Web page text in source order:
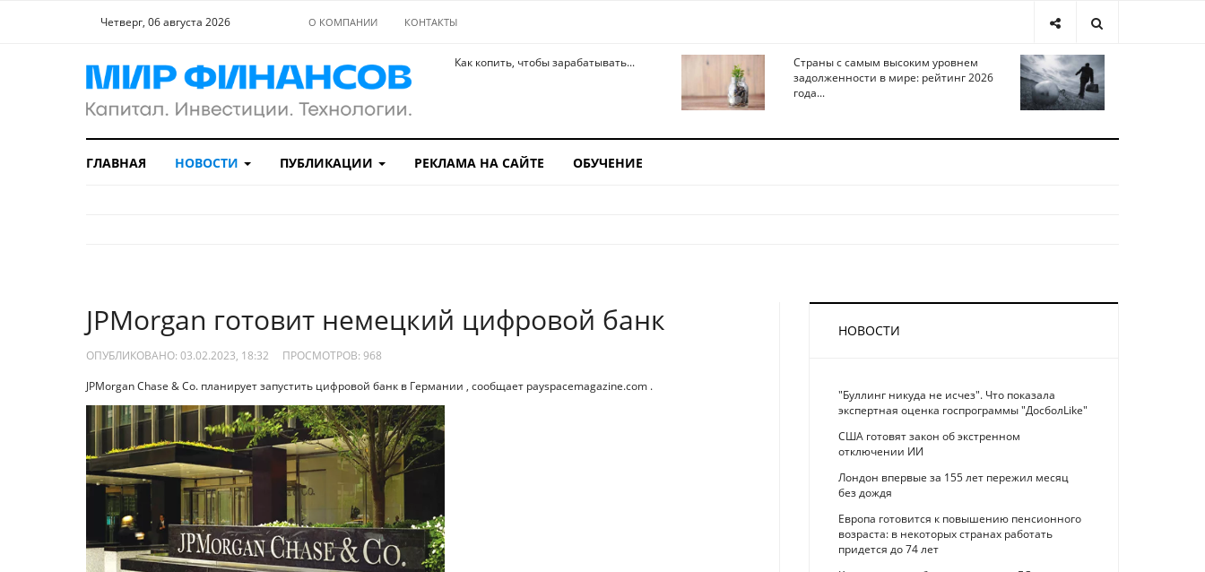
Четверг, 06 августа 2026 О КОМПАНИИ КОНТАКТЫ
Как копить, чтобы зарабатывать...
Страны с самым высоким уровнем
задолженности в мире: рейтинг 2026
года...
ГЛАВНАЯ НОВОСТИ ПУБЛИКАЦИИ РЕКЛАМА НА САЙТЕ ОБУЧЕНИЕ
JPMorgan готовит немецкий цифровой банк
ОПУБЛИКОВАНО: 03.02.2023, 18:32 ПРОСМОТРОВ: 968
JPMorgan Chase & Co. планирует запустить цифровой банк в Германии , сообщает payspacemagazine.com .
НОВОСТИ
"Буллинг никуда не исчез". Что показала
экспертная оценка госпрограммы "ДосболLike"
США готовят закон об экстренном
отключении ИИ
Лондон впервые за 155 лет пережил месяц
без дождя
Европа готовится к повышению пенсионного
возраста: в некоторых странах работать
придется до 74 лет